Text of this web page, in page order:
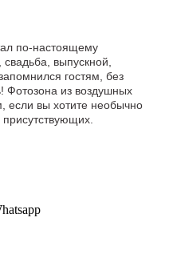
по-настоящему
выпускной,
гостям, без
Фотозона из воздушных
если вы хотите необычно
присутствующих.